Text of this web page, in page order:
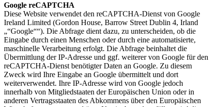
Google reCAPTCHA
Diese Website verwendet den reCAPTCHA-Dienst von Google
Ireland Limited (Gordon House, Barrow Street Dublin 4, Irland
„“Google““). Die Abfrage dient dazu, zu unterscheiden, ob die
Eingabe durch einen Menschen oder durch eine automatisierte,
maschinelle Verarbeitung erfolgt. Die Abfrage beinhaltet die
Übermittlung der IP-Adresse und ggf. weiterer von Google für den
reCAPTCHA-Dienst benötigter Daten an Google. Zu diesem
Zweck wird Ihre Eingabe an Google übermittelt und dort
weiterverwendet. Ihre IP-Adresse wird von Google jedoch
innerhalb von Mitgliedstaaten der Europäischen Union oder in
anderen Vertragsstaaten des Abkommens über den Europäischen